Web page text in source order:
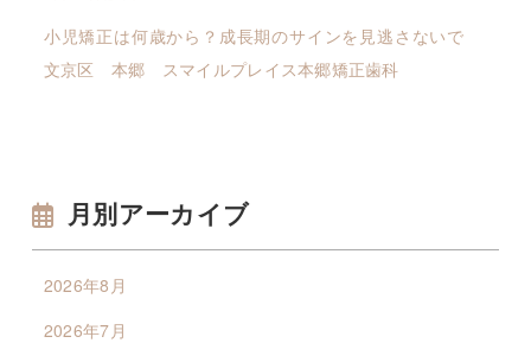
小児矯正は何歳から？成長期のサインを見逃さないで
文京区 本郷 スマイルプレイス本郷矯正歯科
月別アーカイブ
2026年8月
2026年7月